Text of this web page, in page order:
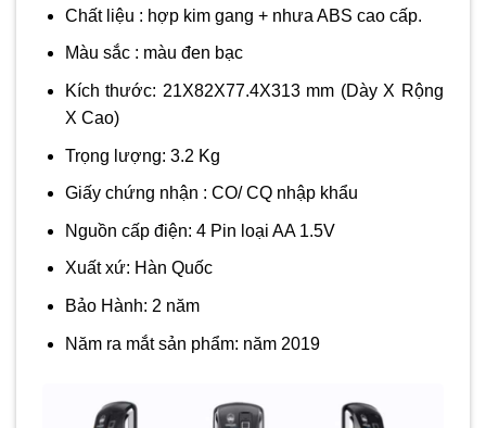
Chất liệu : hợp kim gang + nhưa ABS cao cấp.
Màu sắc : màu đen bạc
Kích thước: 21X82X77.4X313 mm (Dày X Rộng
X Cao)
Trọng lượng: 3.2 Kg
Giấy chứng nhận : CO/ CQ nhập khẩu
Nguồn cấp điện: 4 Pin loại AA 1.5V
Xuất xứ: Hàn Quốc
Bảo Hành: 2 năm
Năm ra mắt sản phẩm: năm 2019